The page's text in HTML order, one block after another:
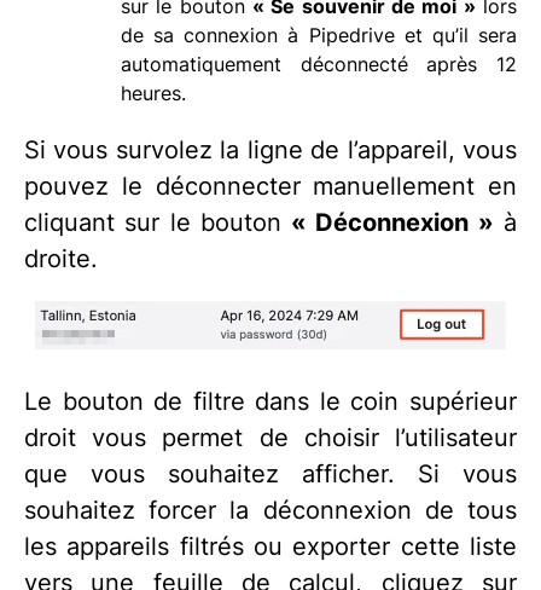
sur le bouton « Se souvenir de moi » lors
de sa connexion à Pipedrive et qu’il sera
automatiquement déconnecté après 12
heures.
Si vous survolez la ligne de l’appareil, vous
pouvez le déconnecter manuellement en
cliquant sur le bouton « Déconnexion » à
droite.
Le bouton de filtre dans le coin supérieur
droit vous permet de choisir l’utilisateur
que vous souhaitez afficher. Si vous
souhaitez forcer la déconnexion de tous
les appareils filtrés ou exporter cette liste
vers une feuille de calcul, cliquez sur